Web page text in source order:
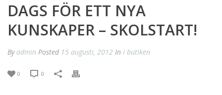
DAGS FÖR ETT NYA
KUNSKAPER – SKOLSTART!
By admin Posted 15 augusti, 2012 In I butiken
0 0